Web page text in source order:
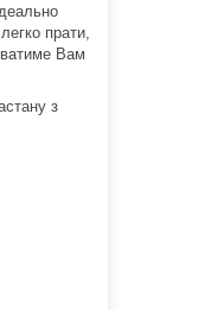
прати,
Вам
з